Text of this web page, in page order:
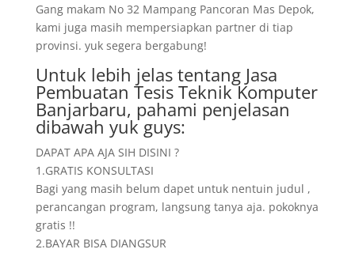
Gang makam No 32 Mampang Pancoran Mas Depok,
kami juga masih mempersiapkan partner di tiap
provinsi. yuk segera bergabung!
Untuk lebih jelas tentang Jasa
Pembuatan Tesis Teknik Komputer
Banjarbaru, pahami penjelasan
dibawah yuk guys:
DAPAT APA AJA SIH DISINI ?
1.GRATIS KONSULTASI
Bagi yang masih belum dapet untuk nentuin judul ,
perancangan program, langsung tanya aja. pokoknya
gratis !!
2.BAYAR BISA DIANGSUR